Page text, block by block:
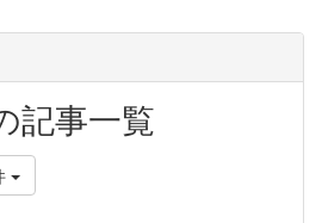
記事一覧